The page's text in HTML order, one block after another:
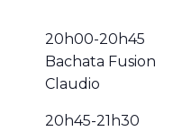
20h00-20h45
Bachata Fusion
Claudio
20h45-21h30